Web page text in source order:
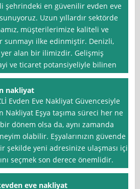
şehrindeki en güvenilir evden eve
Uzun yıllardır sektörde
müşterilerimize kaliteli ve
sunmayı ilke edinmiştir. Denizli,
yer alan bir ilimizdir. Gelişmiş
ve ticaret potansiyeliyle bilinen
nakliyat
Evden Eve Nakliyat Güvencesiyle
Nakliyat Eşya taşıma süreci her ne
dönem olsa da, aynı zamanda
olabilir. Eşyalarınızın güvende
şekilde yeni adresinize ulaşması için
seçmek son derece önemlidir.
eve nakliyat